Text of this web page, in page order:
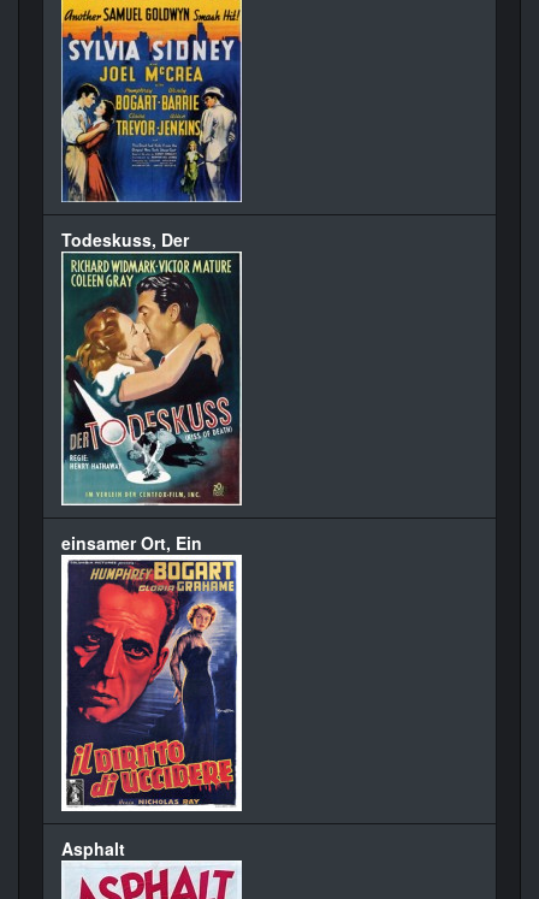
Todeskuss, Der
einsamer Ort, Ein
Asphalt